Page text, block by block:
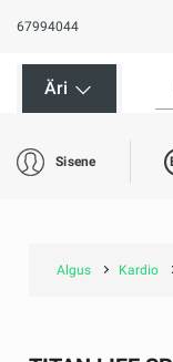
67994044
Äri
Sisene
Algus Kardio